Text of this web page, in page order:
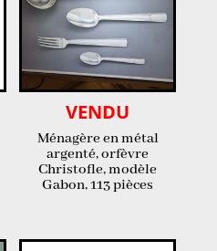
VENDU
Ménagère en métal
argenté, orfèvre
Christofle, modèle
Gabon, 113 pièces